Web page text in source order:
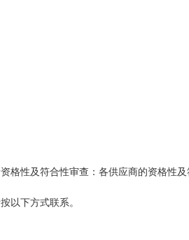
格性及符合性审查：各供应商的资格性及
以下方式联系。